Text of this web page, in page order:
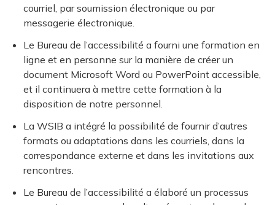
courriel, par soumission électronique ou par
messagerie électronique.
Le Bureau de l’accessibilité a fourni une formation en
ligne et en personne sur la manière de créer un
document Microsoft Word ou PowerPoint accessible,
et il continuera à mettre cette formation à la
disposition de notre personnel.
La WSIB a intégré la possibilité de fournir d’autres
formats ou adaptations dans les courriels, dans la
correspondance externe et dans les invitations aux
rencontres.
Le Bureau de l’accessibilité a élaboré un processus